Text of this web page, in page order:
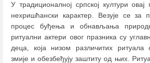
У традиционалној српској култури
нехришћански карактер. Везује се за
процес буђења и обнављања
ритуални актери овог празника су
деца, која низом различитих ритуала
змије и обезбеђују заштиту од њих.